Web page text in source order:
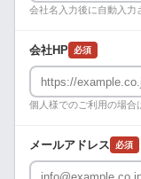
会社名入力後に自動入力
会社HP 必須
個人様でのご利用の場合
メールアドレス 必須